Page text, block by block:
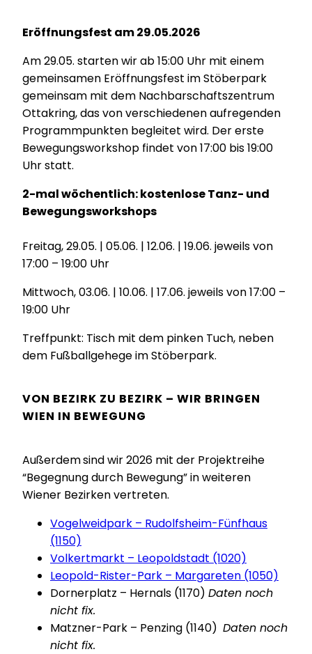
Eröffnungsfest am 29.05.2026
Am 29.05. starten wir ab 15:00 Uhr mit einem
gemeinsamen Eröffnungsfest im Stöberpark
gemeinsam mit dem Nachbarschaftszentrum
Ottakring, das von verschiedenen aufregenden
Programmpunkten begleitet wird. Der erste
Bewegungsworkshop findet von 17:00 bis 19:00
Uhr statt.
2-mal wöchentlich: kostenlose Tanz- und
Bewegungsworkshops
Freitag, 29.05. | 05.06. | 12.06. | 19.06. jeweils von
17:00 – 19:00 Uhr
Mittwoch, 03.06. | 10.06. | 17.06. jeweils von 17:00 –
19:00 Uhr
Treffpunkt: Tisch mit dem pinken Tuch, neben
dem Fußballgehege im Stöberpark.
VON BEZIRK ZU BEZIRK – WIR BRINGEN
WIEN IN BEWEGUNG
Außerdemsind wir 2026 mit der Projektreihe
“Begegnung durch Bewegung” in weiteren
Wiener Bezirken vertreten.
Vogelweidpark – Rudolfsheim-Fünfhaus
(1150)
Volkertmarkt – Leopoldstadt (1020)
Leopold-Rister-Park – Margareten (1050)
Dornerplatz – Hernals (1170) Daten noch
nicht fix.
Matzner-Park – Penzing (1140) Daten noch
nicht fix.